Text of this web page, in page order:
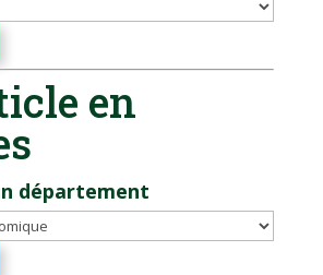
en
département